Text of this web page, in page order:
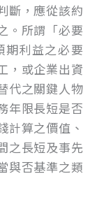
斷，應從該約
。所謂「必要
期利益之必要
，或企業出資
代之關鍵人物
年限長短是否
計算之價值、
之長短及事先
與否基準之類